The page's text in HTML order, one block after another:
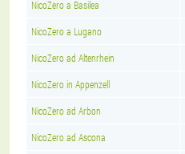
NicoZero a Basilea
NicoZero a Lugano
NicoZero ad Altenrhein
NicoZero in Appenzell
NicoZero ad Arbon
NicoZero ad Ascona